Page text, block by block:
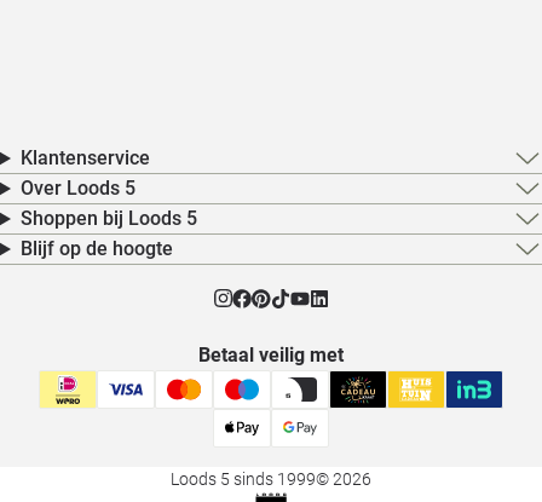
Klantenservice
Over Loods 5
Shoppen bij Loods 5
Blijf op de hoogte
Betaal veilig met
Loods 5 sinds 1999© 2026